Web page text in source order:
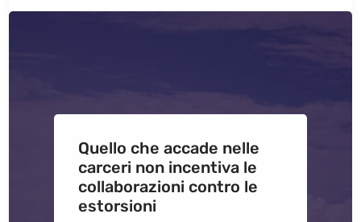
Quello che accade nelle
carceri non incentiva le
collaborazioni contro le
estorsioni